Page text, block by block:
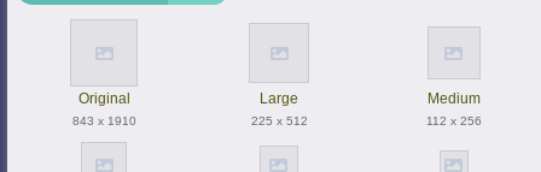
Original
843 x 1910
Large
225 x 512
Medium
112 x 256